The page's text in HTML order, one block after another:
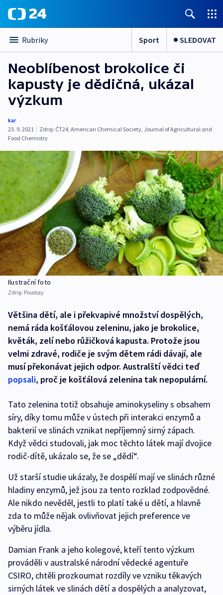
Rubriky Sport SLEDOVAT
Neoblíbenost brokolice či
kapusty je dědičná, ukázal
výzkum
kar
23. 9. 2021 | Zdroj: ČT24, American Chemical Society, Journal of Agricultural and
Food Chemistry
Ilustrační foto
Zdroj: Pixabay
Většina dětí, ale i překvapivé množství dospělých,
nemá ráda košťálovou zeleninu, jako je brokolice,
květák, zelí nebo růžičková kapusta. Protože jsou
velmi zdravé, rodiče je svým dětem rádi dávají, ale
musí překonávat jejich odpor. Australští vědci teď
popsali, proč je košťálová zelenina tak nepopulární.
Tato zelenina totiž obsahuje aminokyseliny s obsahem
síry, díky tomu může v ústech při interakci enzymů a
bakterií ve slinách vznikat nepříjemný sirný zápach.
Když vědci studovali, jak moc těchto látek mají dvojice
rodič-dítě, ukázalo se, že se „dědí“.
Už starší studie ukázaly, že dospělí mají ve slinách různé
hladiny enzymů, jež jsou za tento rozklad zodpovědné.
Ale nikdo nevěděl, jestli to platí také u dětí, a hlavně
zda to může nějak ovlivňovat jejich preference ve
výběru jídla.
Damian Frank a jeho kolegové, kteří tento výzkum
prováděli v australské národní vědecké agentuře
CSIRO, chtěli prozkoumat rozdíly ve vzniku těkavých
sirných látek ve slinách dětí a dospělých a analyzovat,